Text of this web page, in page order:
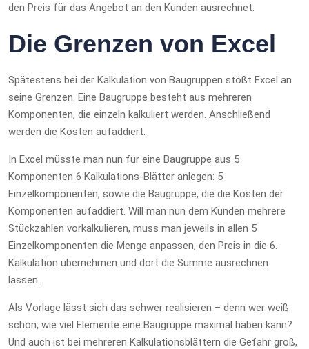
den Preis für das Angebot an den Kunden ausrechnet.
Die Grenzen von Excel
Spätestens bei der Kalkulation von Baugruppen stößt Excel an
seine Grenzen. Eine Baugruppe besteht aus mehreren
Komponenten, die einzeln kalkuliert werden. Anschließend
werden die Kosten aufaddiert.
In Excel müsste man nun für eine Baugruppe aus 5
Komponenten 6 Kalkulations-Blätter anlegen: 5
Einzelkomponenten, sowie die Baugruppe, die die Kosten der
Komponenten aufaddiert. Will man nun dem Kunden mehrere
Stückzahlen vorkalkulieren, muss man jeweils in allen 5
Einzelkomponenten die Menge anpassen, den Preis in die 6.
Kalkulation übernehmen und dort die Summe ausrechnen
lassen.
Als Vorlage lässt sich das schwer realisieren – denn wer weiß
schon, wie viel Elemente eine Baugruppe maximal haben kann?
Und auch ist bei mehreren Kalkulationsblättern die Gefahr groß,